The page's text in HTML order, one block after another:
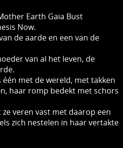
Earth Gaia Bust
Now.
de aarde en een van de
van al het leven, de
één met de wereld, met takken
haar romp bedekt met schors
veren vast met daarop een
zich nestelen in haar vertakte